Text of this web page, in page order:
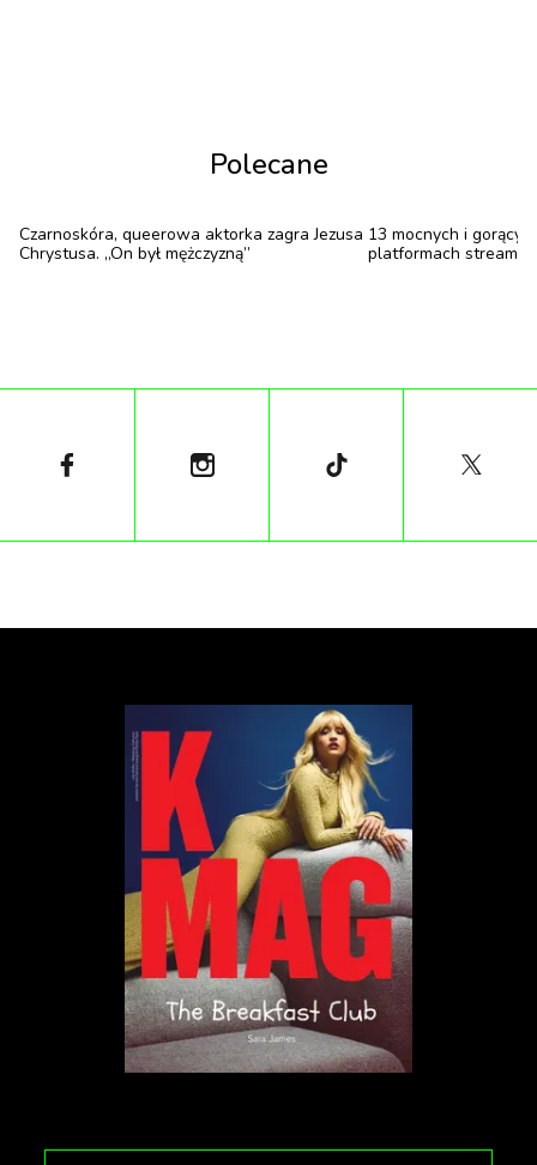
stylizacjami a trudniejszymi w interpretacjami
trendami, takimi jak boho czy elementy stylu
kowbojskiego. To rodzi jednak pytanie: jak uniknąć
kostiumowości przy odważnych trendach?
Sekret tkwi w łączeniu charakterystycznych
elementów z neutralnymi bazami, na przykład przy
zabawie teksturami. Eleganckie materiały, takie jak
szyfon z kolekcji Twinsetu, zestaw z przedarciami, a
kowbojki – zklasycznym prochowcem, np. od
Tommy’ego Hilfigera. To właśnie kontrasty – między
ale nie teatralne.
Polecane
Czarnoskóra, queerowa aktorka zagra Jezusa
Chrystusa. „On był mężczyzną”
13 mocnych i
platformach